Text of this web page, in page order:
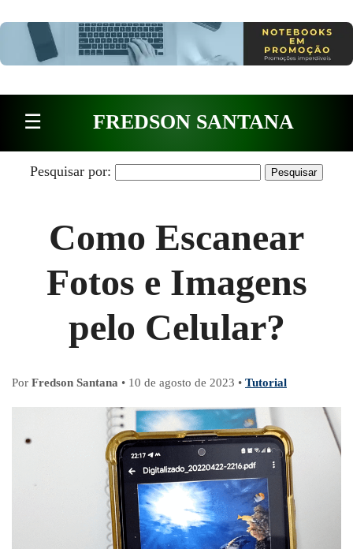
☰ FREDSON SANTANA
Pesquisar por:
Como Escanear
Fotos e Imagens
pelo Celular?
Por Fredson Santana • 10 de agosto de 2023 • Tutorial